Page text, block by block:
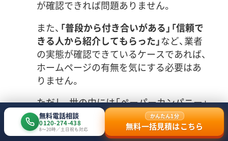
が確認できれば問題ありません。
また、 「普段から付き合いがある」「信頼で
きる人から紹介してもらった」など、業者
の実態が確認できているケースであれば、
ホームページの有無を気にする必要はあ
りません。
ただし、世の中には「ペーパーカンパニー」
と呼ばれる"
名前だけが存在し実態を持た
ない会社"も存在するため、全く知らない業
無料電話相談
0120-274-438
8〜20時／土日祝も対応
かんたん1分
無料一括見積はこちら